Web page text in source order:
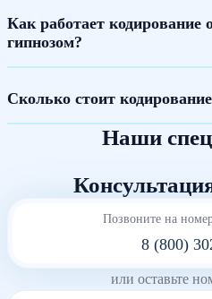
Как работает кодирование
гипнозом?
Сколько стоит
Наши
Позвоните на
8 (800)
или оставьте